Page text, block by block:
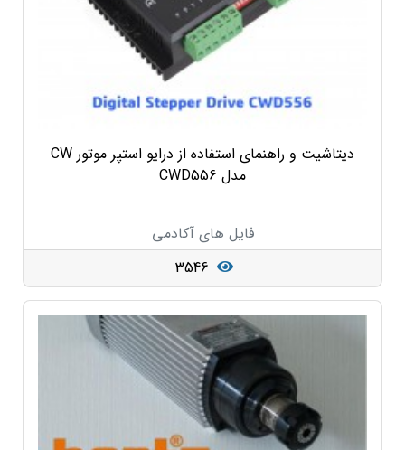
دیتاشیت و راهنمای استفاده از درایو استپر موتور CW
مدل CWD556
فایل های آکادمی
3546